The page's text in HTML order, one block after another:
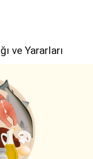
ve Yararları